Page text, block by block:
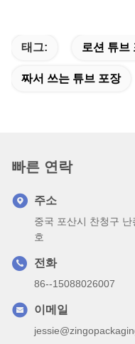
태그: 로션 튜브
짜서 쓰는 튜브 포장
빠른 연락
주소
중국 포산시 찬청구
호
전화
86--15088026007
이메일